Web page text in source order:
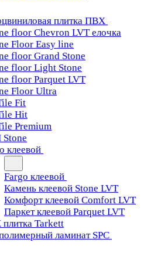
плитка ПВХ
floor Chevron LVT елочка
Floor Easy line
floor Grand Stone
floor Light Stone
floor Parquet LVT
Floor Ultra
Fit
Hit
Premium
Stone
клеевой
Fargo клеевой
Камень клеевой Stone LVT
Комфорт клеевой Comfort LVT
Паркет клеевой Parquet LVT
Tarkett
ламинат SPC